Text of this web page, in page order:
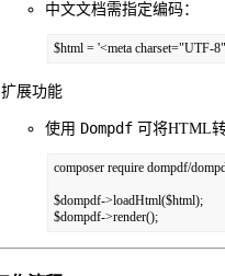
中文文档需指定编码：
$html = '<meta charset="UTF-
扩展功能
使用 Dompdf可将HTML转
composer require dompdf/
$dompdf->loadHtml($html);
$dompdf->render();